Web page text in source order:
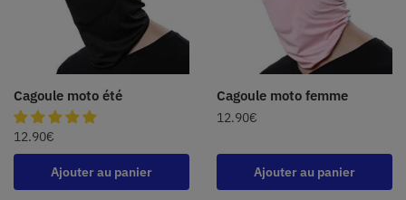
Cagoule moto été
12.90€
Ajouter au panier
Cagoule moto femme
12.90€
Ajouter au panier